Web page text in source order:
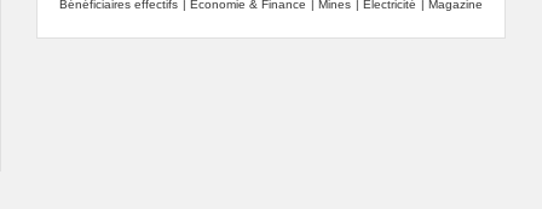
Bénéficiaires effectifs | Economie & Finance | Mines | Electricité | Magazine